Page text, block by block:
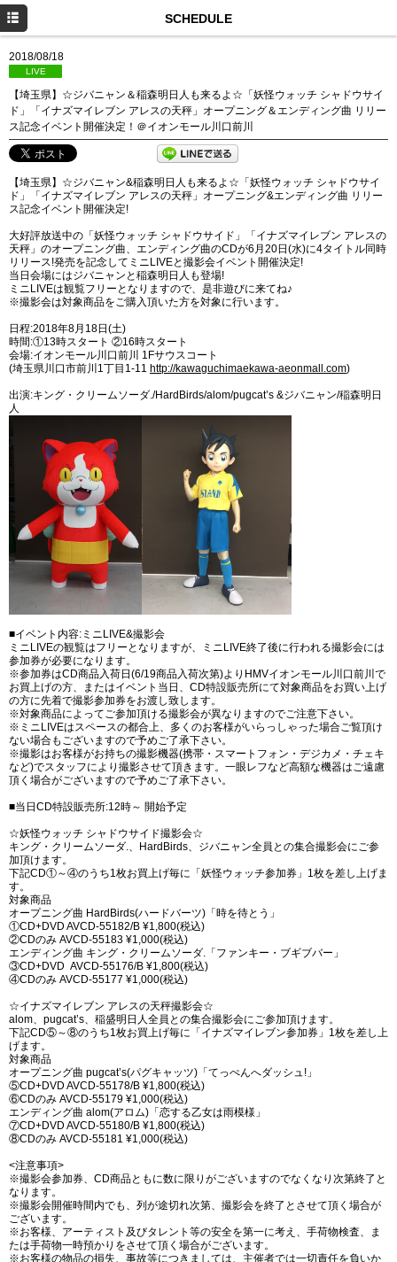
SCHEDULE
2018/08/18
LIVE
【埼玉県】☆ジバニャン＆稲森明日人も来るよ☆「妖怪ウォッチ シャドウサイ
ド」「イナズマイレブン アレスの天秤」オープニング＆エンディング曲 リリー
ス記念イベント開催決定！＠イオンモール川口前川
【埼玉県】☆ジバニャン&稲森明日人も来るよ☆「妖怪ウォッチ シャドウサイ
ド」「イナズマイレブン アレスの天秤」オープニング&エンディング曲 リリー
ス記念イベント開催決定!
大好評放送中の「妖怪ウォッチ シャドウサイド」「イナズマイレブン アレスの
天秤」のオープニング曲、エンディング曲のCDが6月20日(水)に4タイトル同時
リリース!発売を記念してミニLIVEと撮影会イベント開催決定!
当日会場にはジバニャンと稲森明日人も登場!
ミニLIVEは観覧フリーとなりますので、是非遊びに来てね♪
※撮影会は対象商品をご購入頂いた方を対象に行います。
日程:2018年8月18日(土)
時間:①13時スタート ②16時スタート
会場:イオンモール川口前川 1Fサウスコート
(埼玉県川口市前川1丁目1-11 http://kawaguchimaekawa-aeonmall.com)
出演:キング・クリームソーダ./HardBirds/alom/pugcat’s &ジバニャン/稲森明日
人
■イベント内容:ミニLIVE&撮影会
ミニLIVEの観覧はフリーとなりますが、ミニLIVE終了後に行われる撮影会には
参加券が必要になります。
※参加券はCD商品入荷日(6/19商品入荷次第)よりHMVイオンモール川口前川で
お買上げの方、またはイベント当日、CD特設販売所にて対象商品をお買い上げ
の方に先着で撮影参加券をお渡し致します。
※対象商品によってご参加頂ける撮影会が異なりますのでご注意下さい。
※ミニLIVEはスペースの都合上、多くのお客様がいらっしゃった場合ご覧頂け
ない場合もございますので予めご了承下さい。
※撮影はお客様がお持ちの撮影機器(携帯・スマートフォン・デジカメ・チェキ
など)でスタッフにより撮影させて頂きます。一眼レフなど高額な機器はご遠慮
頂く場合がございますので予めご了承下さい。
■当日CD特設販売所:12時～ 開始予定
☆妖怪ウォッチ シャドウサイド撮影会☆
キング・クリームソーダ.、HardBirds、ジバニャン全員との集合撮影会にご参
加頂けます。
下記CD①～④のうち1枚お買上げ毎に「妖怪ウォッチ参加券」1枚を差し上げま
す。
対象商品
オープニング曲 HardBirds(ハードバーツ)「時を待とう」
①CD+DVD AVCD-55182/B ¥1,800(税込)
②CDのみ AVCD-55183 ¥1,000(税込)
エンディング曲 キング・クリームソーダ.「ファンキー・ブギブバー」
③CD+DVD AVCD-55176/B ¥1,800(税込)
④CDのみ AVCD-55177 ¥1,000(税込)
☆イナズマイレブン アレスの天秤撮影会☆
alom、pugcat’s、稲盛明日人全員との集合撮影会にご参加頂けます。
下記CD⑤～⑧のうち1枚お買上げ毎に「イナズマイレブン参加券」1枚を差し上
げます。
対象商品
オープニング曲 pugcat’s(パグキャッツ)「てっぺんへダッシュ!」
⑤CD+DVD AVCD-55178/B ¥1,800(税込)
⑥CDのみ AVCD-55179 ¥1,000(税込)
エンディング曲 alom(アロム)「恋する乙女は雨模様」
⑦CD+DVD AVCD-55180/B ¥1,800(税込)
⑧CDのみ AVCD-55181 ¥1,000(税込)
<注意事項>
※撮影会参加券、CD商品ともに数に限りがございますのでなくなり次第終了と
なります。
※撮影会開催時間内でも、列が途切れ次第、撮影会を終了とさせて頂く場合が
ございます。
※お客様、アーティスト及びタレント等の安全を第一に考え、手荷物検査、ま
たは手荷物一時預かりをさせて頂く場合がございます。
※お客様の物品の損失、事故等につきましては、主催者では一切責任を負いか
NEWS
DISCOGRAPHY
PROFILE
MOVIE